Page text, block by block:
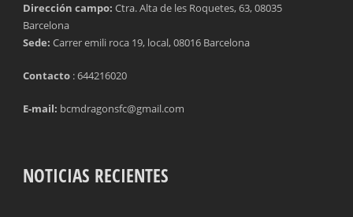
Dirección campo: Ctra. Alta de les Roquetes, 63, 08035
Barcelona
Sede: Carrer emili roca 19, local, 08016 Barcelona
Contacto : 644216020
E-mail: bcmdragonsfc@gmail.com
NOTICIAS RECIENTES